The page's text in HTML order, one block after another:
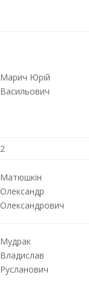
Марич Юрій
Васильович
2
Матюшкін
Олександр
Олександрович
Мудрак
Владислав
Русланович